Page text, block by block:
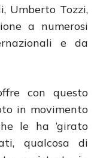
Umberto Tozzi,
a numerosi
e da
con questo
in movimento
le ha ‘girato
qualcosa di